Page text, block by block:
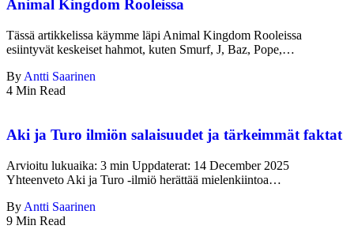
Animal Kingdom Rooleissa
Tässä artikkelissa käymme läpi Animal Kingdom Rooleissa
esiintyvät keskeiset hahmot, kuten Smurf, J, Baz, Pope,…
By Antti Saarinen
4 Min Read
Aki ja Turo ilmiön salaisuudet ja tärkeimmät faktat
Arvioitu lukuaika: 3 min Uppdaterat: 14 December 2025
Yhteenveto Aki ja Turo -ilmiö herättää mielenkiintoa…
By Antti Saarinen
9 Min Read